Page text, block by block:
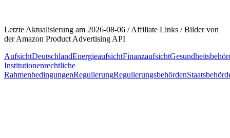
Letzte Aktualisierung am 2026-08-06 / Affiliate Links / Bilder von
der Amazon Product Advertising API
AufsichtDeutschlandEnergieaufsichtFinanzaufsicht
Institutionenrechtliche
RahmenbedingungenRegulierungRegulierungsbehörden